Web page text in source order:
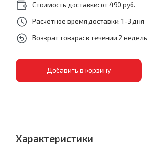
Стоимость доставки: от 490 руб.
Расчётное время доставки: 1-3 дня
Возврат товара: в течении 2 недель
Характеристики